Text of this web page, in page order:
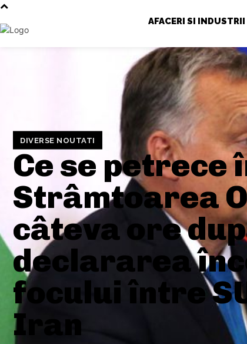
AFACERI SI INDUSTRII
DIVERSE NOUTATI
Ce se petrece
Strâmtoarea
câteva ore
declararea
focului între
Iran